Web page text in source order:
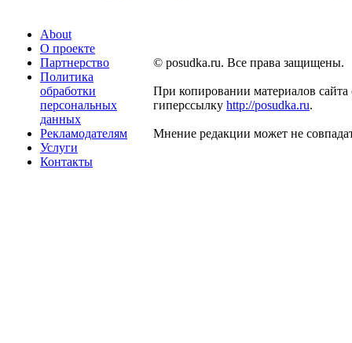
About
О проекте
Партнерство
Политика
обработки
персональных
данных
Рекламодателям
Услуги
Контакты
© posudka.ru. Все права защищены.
При копировании материалов сайта
гиперссылку http://posudka.ru.
Мнение редакции может не